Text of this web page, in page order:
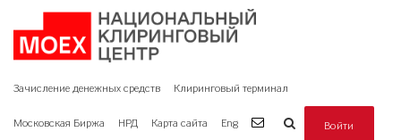
Зачисление денежных средств Клиринговый терминал
Московская Биржа НРД Карта сайта Eng Войти